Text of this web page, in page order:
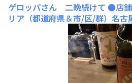
ゲロッパさん 二晩続けて ●店
リア（都道府県＆市/区/群）名
ぷ、マーガオのチルグリーン ●
も続けて行ってしまいました。
ンを周りのお客様もよく頼まれ
サイト（公式HP・